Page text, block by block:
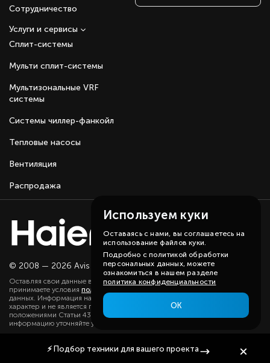
Сотрудничество
Сплит-системы
Мульти сплит-системы
Мультизональные VRF
системы
Системы чиллер-фанкойл
Тепловые насосы
Вентиляция
Распродажа
Услуги и сервисы
© 2008 — 2026 Avis group.Карта сайта
Оставляя свои данные в любой форме на сайте, вы даете согласие и
принимаете условия политики
данных. Информация на данном сайте носит ознакомительный
характер и не является публичной офертой, определяемой
положениями Статьи 437(2) ГК РФ. Существенную для вас
информацию уточняйте у наших менеджеров.
⚡ Подбор техники для вашего проекта
Используем куки
Оставаясь с нами, вы соглашаетесь на
использование файлов куки.
Подробно с политикой обработки
персональных данных, можете
ознакомиться в нашем разделе
политика конфиденциальности
ОК